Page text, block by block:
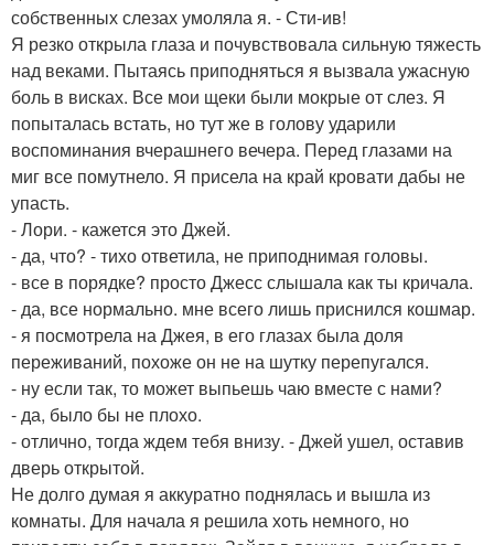
собственных слезах умоляла я. - Сти-ив!
Я резко открыла глаза и почувствовала сильную тяжесть
над веками. Пытаясь приподняться я вызвала ужасную
боль в висках. Все мои щеки были мокрые от слез. Я
попыталась встать, но тут же в голову ударили
воспоминания вчерашнего вечера. Перед глазами на
миг все помутнело. Я присела на край кровати дабы не
упасть.
- Лори. - кажется это Джей.
- да, что? - тихо ответила, не приподнимая головы.
- все в порядке? просто Джесс слышала как ты кричала.
- да, все нормально. мне всего лишь приснился кошмар.
- я посмотрела на Джея, в его глазах была доля
переживаний, похоже он не на шутку перепугался.
- ну если так, то может выпьешь чаю вместе с нами?
- да, было бы не плохо.
- отлично, тогда ждем тебя внизу. - Джей ушел, оставив
дверь открытой.
Не долго думая я аккуратно поднялась и вышла из
комнаты. Для начала я решила хоть немного, но